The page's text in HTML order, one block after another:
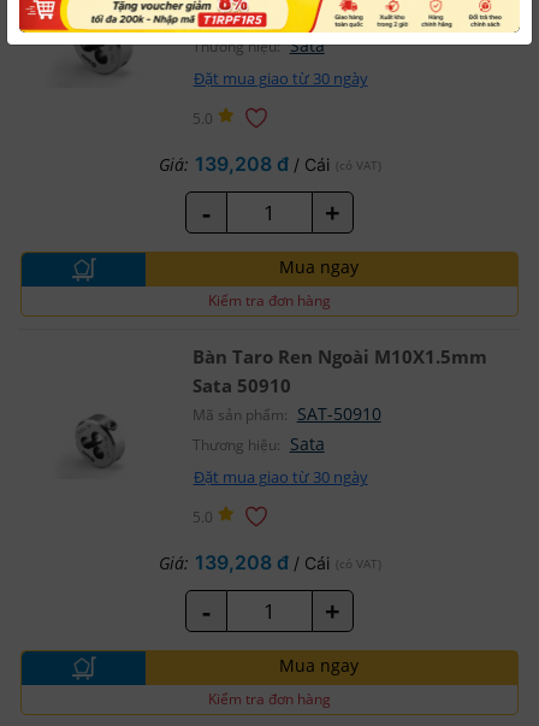
Mã sản phẩm: SAT-50912
Thương hiệu: Sata
Đặt mua giao từ 30 ngày
5.0
Giá: 139,208 đ / Cái (có VAT)
- +
Mua ngay
Kiểm tra đơn hàng
Bàn Taro Ren Ngoài M10X1.5mm
Sata 50910
Mã sản phẩm: SAT-50910
Thương hiệu: Sata
Đặt mua giao từ 30 ngày
5.0
Giá: 139,208 đ / Cái (có VAT)
- +
Mua ngay
Kiểm tra đơn hàng